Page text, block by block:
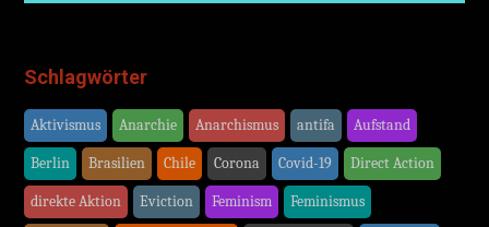
Schlagwörter
Aktivismus Anarchie Anarchismus antifa Aufstand
Berlin Brasilien Chile Corona Covid-19 Direct Action
direkte Aktion Eviction Feminism Feminismus